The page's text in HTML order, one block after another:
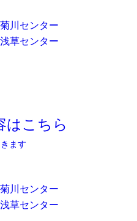
川センター
草センター
はこちら
ます
川センター
草センター